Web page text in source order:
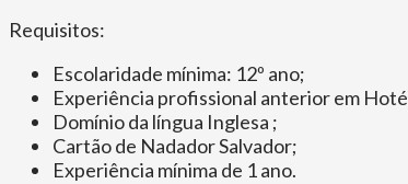
Requisitos:
Escolaridade mínima: 12º ano;
Experiência profissional anterior em
Domínio da língua Inglesa ;
Cartão de Nadador Salvador;
Experiência mínima de 1 ano.